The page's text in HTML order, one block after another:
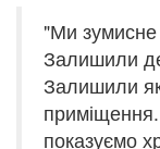
"Ми
Залишили
Залишили як
показуємо